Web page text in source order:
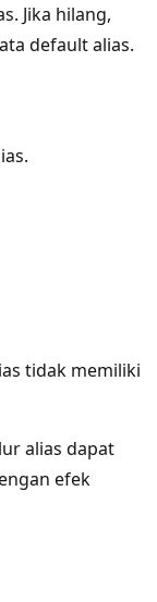
Jika hilang,
default alias.
tidak memiliki
alias dapat
efek